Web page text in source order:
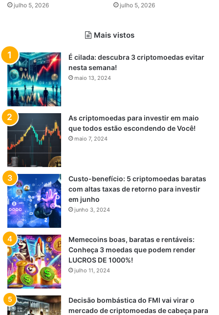
julho 5, 2026 julho 5, 2026
Mais vistos
É cilada: descubra 3 criptomoedas evitar
nesta semana!
maio 13, 2024
As criptomoedas para investir em maio
que todos estão escondendo de Você!
maio 7, 2024
Custo-benefício: 5 criptomoedas baratas
com altas taxas de retorno para investir
em junho
junho 3, 2024
Memecoins boas, baratas e rentáveis:
Conheça 3 moedas que podem render
LUCROS DE 1000%!
julho 11, 2024
Decisão bombástica do FMI vai virar o
mercado de criptomoedas de cabeça para